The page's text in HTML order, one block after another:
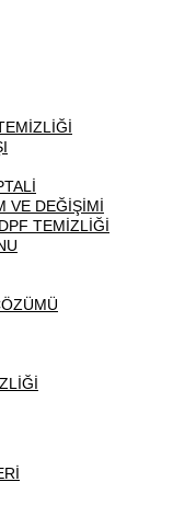
VE DEĞİŞİMİ
TEMİZLİĞİ